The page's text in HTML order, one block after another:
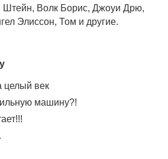
Штейн, Волк Борис, Джоуи Дрю,
Элиссон, Том и другие.
целый век
машину?!